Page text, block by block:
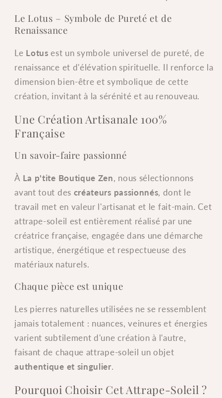
Le Lotus – Symbole de Pureté et de
Renaissance
Le Lotus est un symbole universel de pureté, de
renaissance et d'élévation spirituelle. Il renforce la
dimension bien-être et symbolique de cette
création, invitant à la sérénité et au renouveau.
Une Création Artisanale 100%
Française
Un savoir-faire passionné
À La p'tite Boutique Zen, nous sélectionnons
avant tout des créateurs passionnés, dont le
travail met en valeur l'artisanat et le fait-main. Cet
attrape-soleil est entièrement réalisé par une
créatrice française, engagée dans une démarche
artistique, énergétique et respectueuse des
matériaux naturels.
Chaque pièce est unique
Les pierres naturelles utilisées ne se ressemblent
jamais totalement : nuances, veinures et énergies
varient subtilement d'une création à l'autre,
faisant de chaque attrape-soleil un objet
authentique et singulier.
Pourquoi Choisir Cet Attrape-Soleil ?